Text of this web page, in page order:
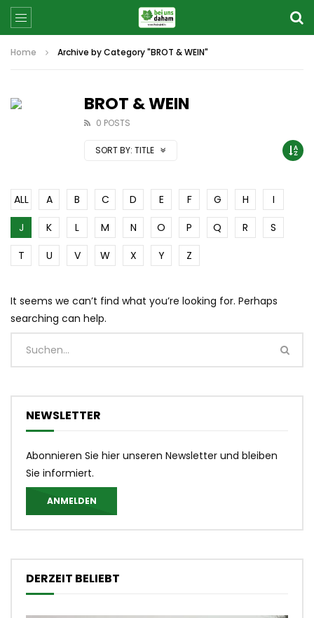
Home Archive by Category "BROT & WEIN"
BROT & WEIN
0 POSTS
SORT BY: TITLE
ALL A B C D E F G H
I
J
K L M N O P Q R
S
T
U V W X Y Z
It seems we can’t find what you’re looking for. Perhaps
searching can help.
NEWSLETTER
Abonnieren Sie hier unseren Newsletter und bleiben
Sie informiert.
ANMELDEN
DERZEIT BELIEBT